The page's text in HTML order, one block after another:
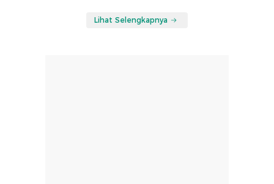
Lihat Selengkapnya